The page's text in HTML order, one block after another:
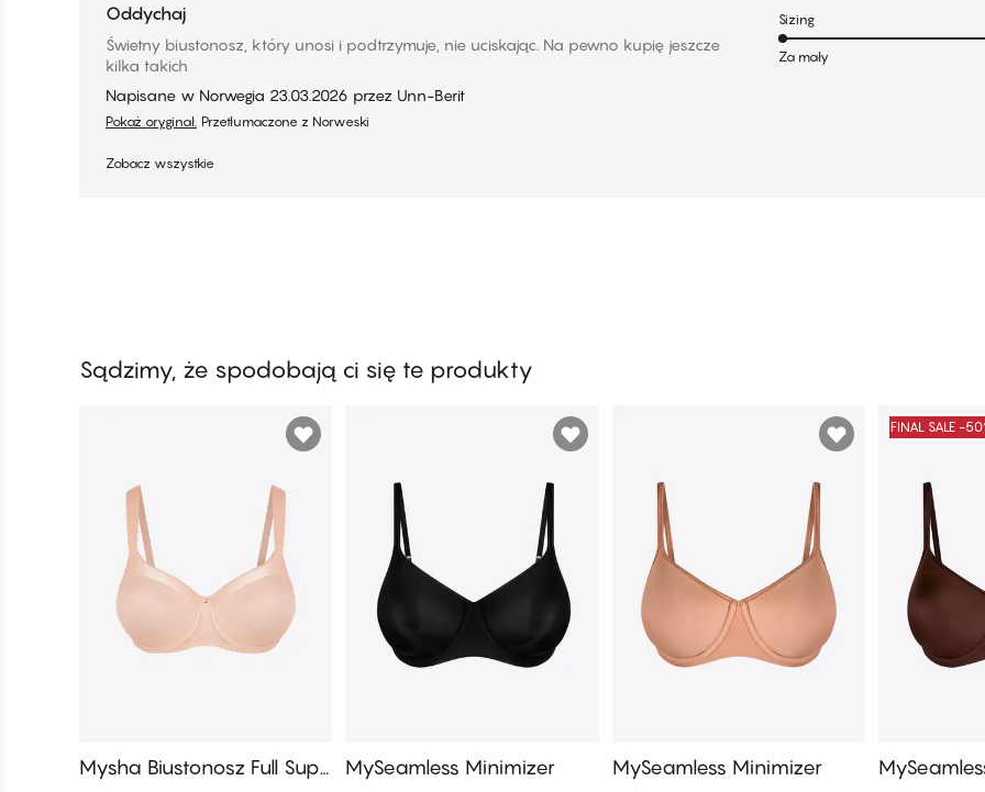
Oddychaj
Świetny biustonosz, który unosi i podtrzymuje, nie uciskając. Na pewno kupię jeszcze
kilka takich
Napisane w Norwegia 23.03.2026 przez Unn-Berit
Pokaż oryginał. Przetłumaczone z Norweski
Zobacz wszystkie
Sizing
Za mały
Sądzimy, że spodobają ci się te produkty
Mysha Biustonosz Full Supp
MySeamless Minimizer MySeamless Minimizer
FINAL SALE -